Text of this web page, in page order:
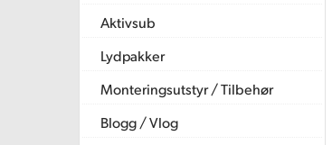
Aktivsub
Lydpakker
Monteringsutstyr / Tilbehør
Blogg / Vlog